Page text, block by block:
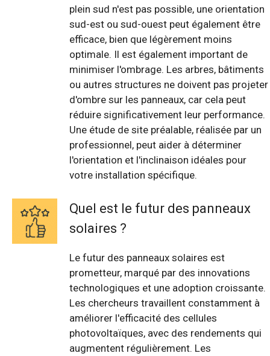
plein sud n'est pas possible, une orientation
sud-est ou sud-ouest peut également être
efficace, bien que légèrement moins
optimale. Il est également important de
minimiser l'ombrage. Les arbres, bâtiments
ou autres structures ne doivent pas projeter
d'ombre sur les panneaux, car cela peut
réduire significativement leur performance.
Une étude de site préalable, réalisée par un
professionnel, peut aider à déterminer
l'orientation et l'inclinaison idéales pour
votre installation spécifique.
Quel est le futur des panneaux
solaires ?
Le futur des panneaux solaires est
prometteur, marqué par des innovations
technologiques et une adoption croissante.
Les chercheurs travaillent constamment à
améliorer l'efficacité des cellules
photovoltaïques, avec des rendements qui
augmentent régulièrement. Les